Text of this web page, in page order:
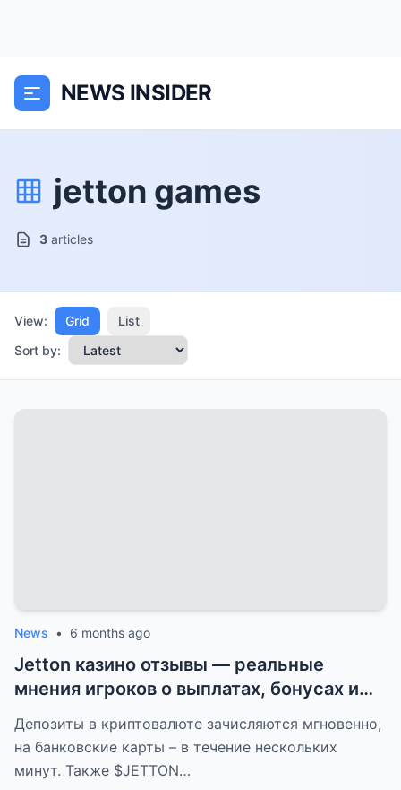
NEWS INSIDER
jetton games
3 articles
View: Grid
List
Sort by:
News • 6 months ago
Jetton казино отзывы — реальные
мнения игроков о выплатах, бонусах и
к...
Депозиты в криптовалюте зачисляются мгновенно,
на банковские карты – в течение нескольких
минут. Также $JETTON…